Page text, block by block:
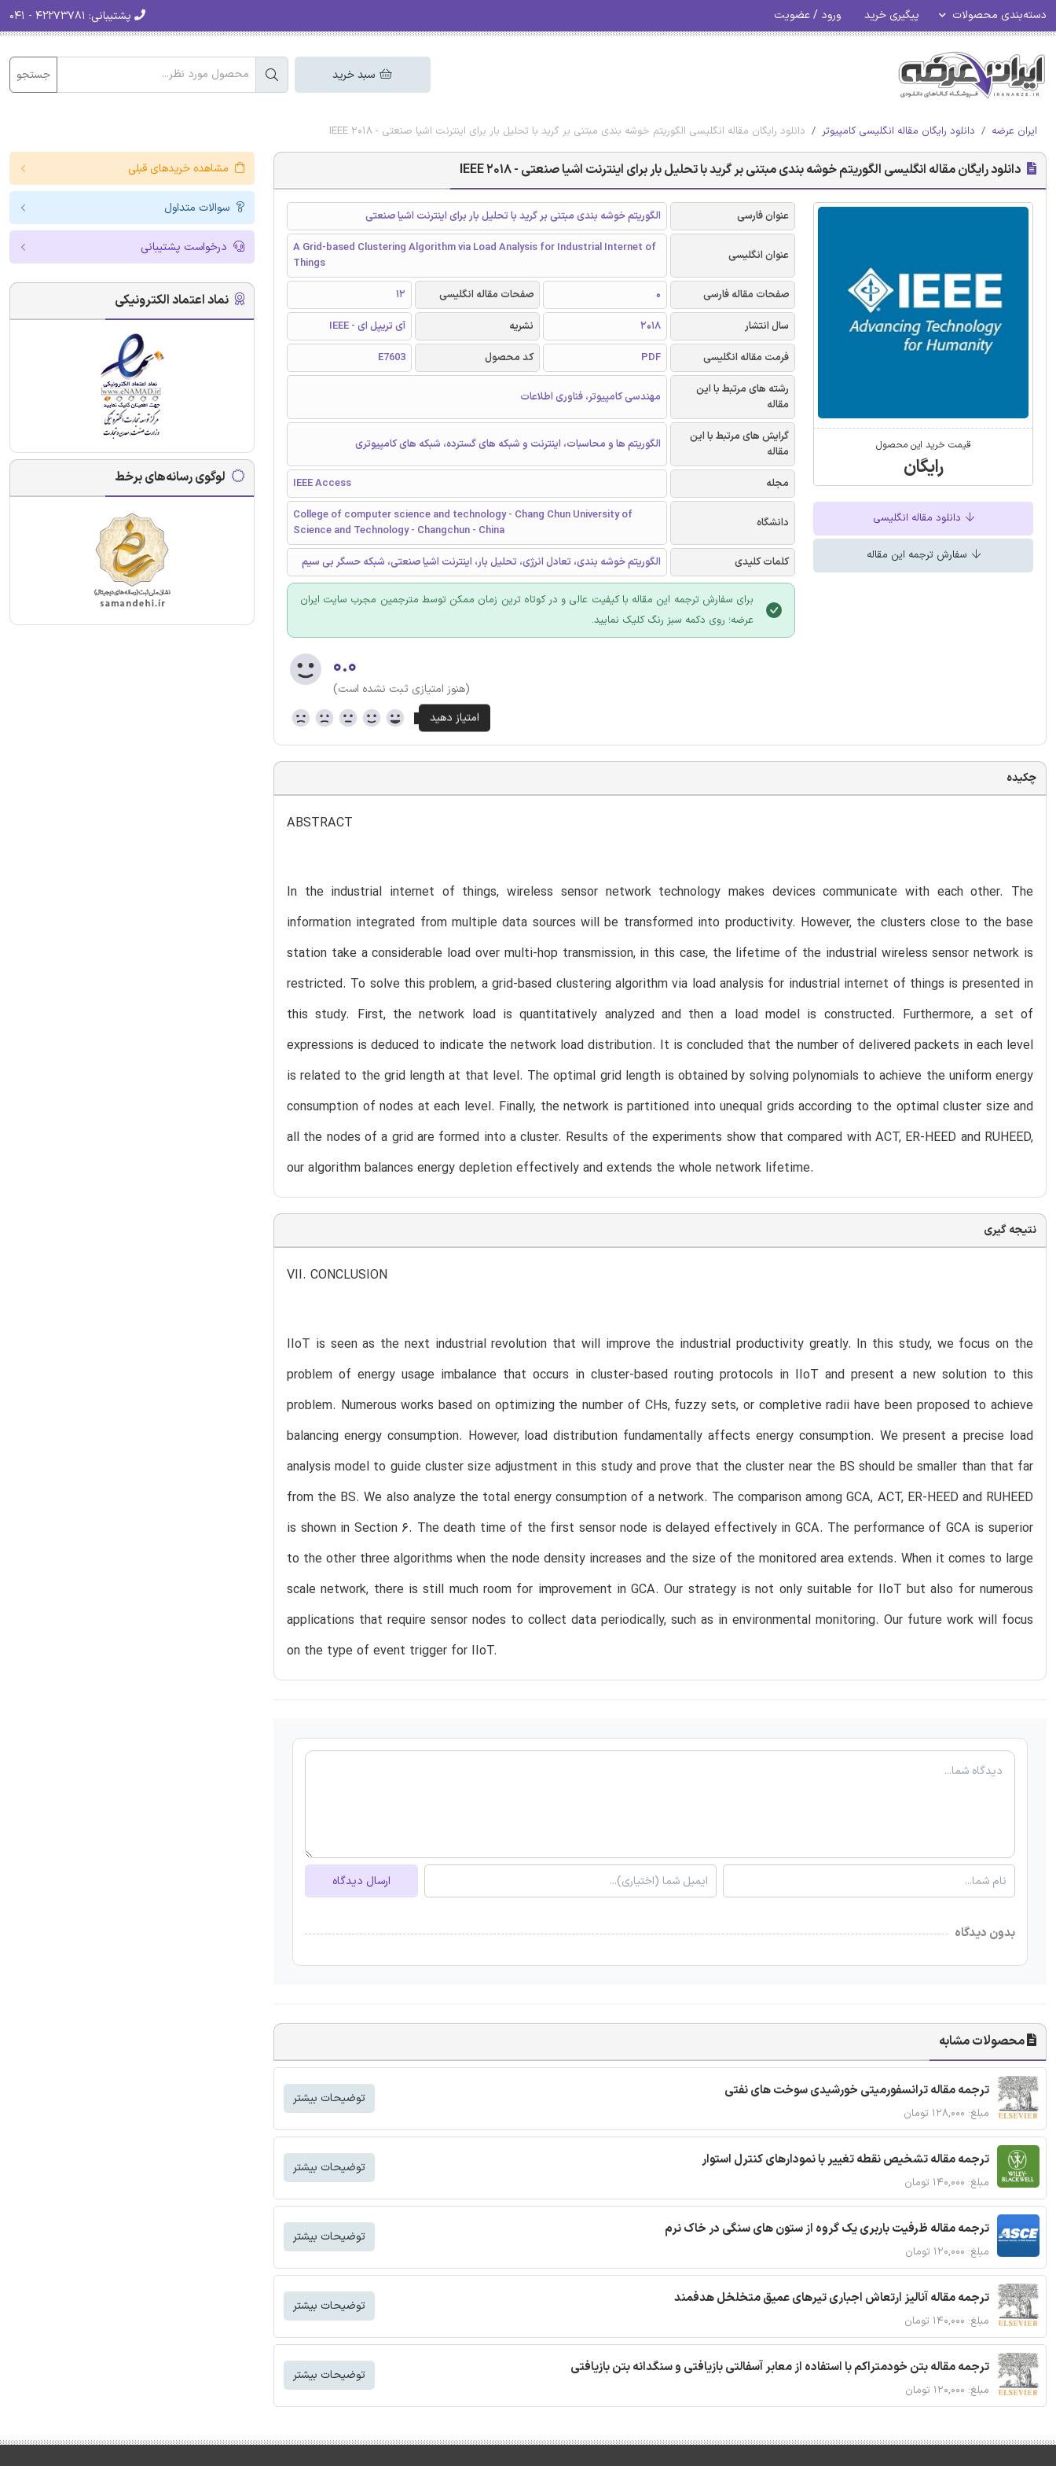
دسته‌بندی محصولات پیگیری خرید ورود / عضویت پشتیبانی:
سبد خرید جستجو
ایران عرضه دانلود رایگان مقاله انگلیسی کامپیوتر دانلود رایگان مقاله انگلیسی الگوریتم خوشه بندی مبتنی بر گرید با تحلیل بار برای اینترنت اشیا صنعتی - IEEE 2018
دانلود رایگان مقاله انگلیسی الگوریتم خوشه بندی مبتنی بر گرید با تحلیل بار برای اینترنت اشیا صنعتی - IEEE 2018
قیمت خرید این محصول
رایگان
دانلود مقاله انگلیسی
سفارش ترجمه این مقاله
عنوان فارسی الگوریتم خوشه بندی مبتنی بر گرید با تحلیل بار برای اینترنت اشیا صنعتی
عنوان انگلیسی
A Grid-based Clustering Algorithm via Load Analysis for Industrial Internet of
Things
صفحات مقاله فارسی
0 صفحات مقاله انگلیسی
12
سال انتشار
2018 نشریه
آی تریپل ای - IEEE
فرمت مقاله انگلیسی
PDF کد محصول
E7603
رشته های مرتبط با این
مقاله
مهندسی کامپیوتر، فناوری اطلاعات
گرایش های مرتبط با این
مقاله
الگوریتم ها و محاسبات، اینترنت و شبکه های گسترده، شبکه های کامپیوتری
مجله IEEE Access
دانشگاه
College of computer science and technology - Chang Chun University of
Science and Technology - Changchun - China
کلمات کلیدی
الگوریتم خوشه بندی، تعادل انرژی، تحلیل بار، اینترنت اشیا صنعتی، شبکه حسگر بی سیم
برای سفارش ترجمه این مقاله با کیفیت عالی و در کوتاه ترین زمان ممکن توسط مترجمین مجرب سایت ایران
عرضه؛ روی دکمه سبز رنگ کلیک نمایید.
۰.۰
(هنوز امتیازی ثبت نشده است)
چکیده
ABSTRACT
In the industrial internet of things, wireless sensor network technology makes devices communicate with each other. The
information integrated from multiple data sources will be transformed into productivity. However, the clusters close to the base
station take a considerable load over multi-hop transmission, in this case, the lifetime of the industrial wireless sensor network is
restricted. To solve this problem, a grid-based clustering algorithm via load analysis for industrial internet of things is presented in
this study. First, the network load is quantitatively analyzed and then a load model is constructed. Furthermore, a set of
expressions is deduced to indicate the network load distribution. It is concluded that the number of delivered packets in each level
is related to the grid length at that level. The optimal grid length is obtained by solving polynomials to achieve the uniform energy
consumption of nodes at each level. Finally, the network is partitioned into unequal grids according to the optimal cluster size and
all the nodes of a grid are formed into a cluster. Results of the experiments show that compared with ACT, ER-HEED and RUHEED,
our algorithm balances energy depletion effectively and extends the whole network lifetime.
نتیجه گیری
VII. CONCLUSION
IIoT is seen as the next industrial revolution that will improve the industrial productivity greatly. In this study, we focus on the
problem of energy usage imbalance that occurs in cluster-based routing protocols in IIoT and present a new solution to this
problem. Numerous works based on optimizing the number of CHs, fuzzy sets, or completive radii have been proposed to achieve
balancing energy consumption. However, load distribution fundamentally affects energy consumption. We present a precise load
analysis model to guide cluster size adjustment in this study and prove that the cluster near the BS should be smaller than that far
from the BS. We also analyze the total energy consumption of a network. The comparison among GCA, ACT, ER-HEED and RUHEED
is shown in Section 6. The death time of the first sensor node is delayed effectively in GCA. The performance of GCA is superior
to the other three algorithms when the node density increases and the size of the monitored area extends. When it comes to large
scale network, there is still much room for improvement in GCA. Our strategy is not only suitable for IIoT but also for numerous
applications that require sensor nodes to collect data periodically, such as in environmental monitoring. Our future work will focus
on the type of event trigger for IIoT.
ارسال دیدگاه
بدون دیدگاه
محصولات مشابه
ترجمه مقاله ترانسفورمیتی خورشیدی سوخت های نفتی
مبلغ: ۱۲۸,۰۰۰ تومان
توضیحات بیشتر
ترجمه مقاله تشخیص نقطه تغییر با نمودارهای کنترل استوار
مبلغ: ۱۴۰,۰۰۰ تومان
توضیحات بیشتر
ترجمه مقاله ظرفیت باربری یک گروه از ستون های سنگی در خاک نرم
مبلغ: ۱۲۰,۰۰۰ تومان
توضیحات بیشتر
ترجمه مقاله آنالیز ارتعاش اجباری تیرهای عمیق متخلخل هدفمند
مبلغ: ۱۴۰,۰۰۰ تومان
توضیحات بیشتر
ترجمه مقاله بتن خودمتراکم با استفاده از معابر آسفالتی بازیافتی و سنگدانه بتن بازیافتی
مبلغ: ۱۲۰,۰۰۰ تومان
توضیحات بیشتر
مشاهده خریدهای قبلی
سوالات متداول
درخواست پشتیبانی
نماد اعتماد الکترونیکی
لوگوی رسانه‌های برخط